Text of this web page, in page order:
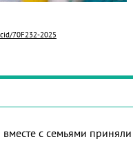
70F232-2025
с семьями приняли